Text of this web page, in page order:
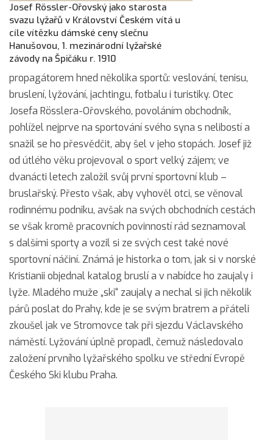
Josef Rössler-Ořovský jako starosta
svazu lyžařů v Království Českém vítá u
cíle vítězku dámské ceny slečnu
Hanušovou, 1. mezinárodní lyžařské
závody na Špičáku r. 1910
propagátorem hned několika sportů: veslování, tenisu,
bruslení, lyžování, jachtingu, fotbalu i turistiky. Otec
Josefa Rösslera-Ořovského, povoláním obchodník,
pohlížel nejprve na sportování svého syna s nelibostí a
snažil se ho přesvědčit, aby šel v jeho stopách. Josef již
od útlého věku projevoval o sport velký zájem; ve
dvanácti letech založil svůj první sportovní klub –
bruslařský. Přesto však, aby vyhověl otci, se věnoval
rodinnému podniku, avšak na svých obchodních cestách
se však kromě pracovních povinností rád seznamoval
s dalšími sporty a vozil si ze svých cest také nové
sportovní náčiní. Známá je historka o tom, jak si v norské
Kristianii objednal katalog bruslí a v nabídce ho zaujaly i
lyže. Mladého muže „ski“ zaujaly a nechal si jich několik
párů poslat do Prahy, kde je se svým bratrem a přáteli
zkoušel jak ve Stromovce tak při sjezdu Václavského
náměstí. Lyžování úplně propadl, čemuž následovalo
založení prvního lyžařského spolku ve střední Evropě
Českého Ski klubu Praha.